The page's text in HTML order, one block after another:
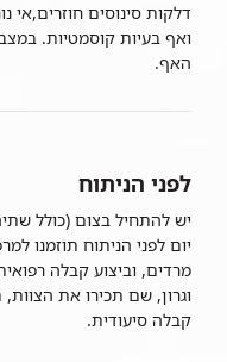
דלקות סינוסים
ואף בעיות קוסמטיות.
האף.
לפני הניתוח
יש להתחיל בצום (כולל
יום לפני הניתוח תוזמנו
מרדים, וביצוע קבלה
וגרון, שם תכירו את
קבלה סיעודית.